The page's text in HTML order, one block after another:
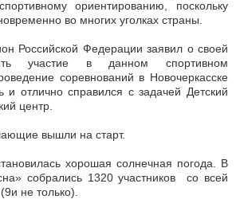
ориентированию, поскольку
во многих уголках страны.
Российской Федерации заявил о своей
участие в данном спортивном
соревнований в Новочеркасске
и отлично справился с задачей Детский
центр.
вышли на старт.
хорошая солнечная погода. В
собрались 1320 участников со всей
не только).